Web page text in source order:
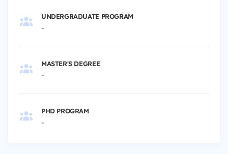
UNDERGRADUATE PROGRAM
-
MASTER'S DEGREE
-
PHD PROGRAM
-